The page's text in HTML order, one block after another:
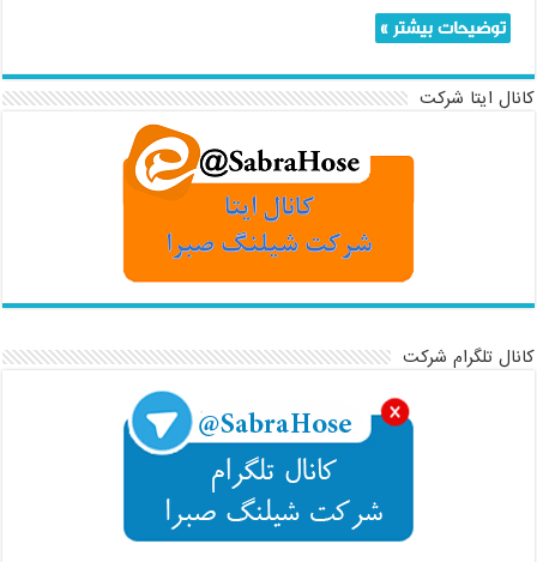
توضیحات بیشتر »
کانال ایتا شرکت
کانال تلگرام شرکت